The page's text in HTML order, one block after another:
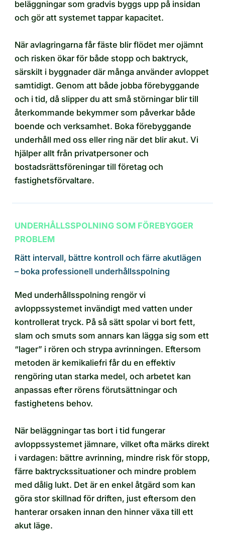
beläggningar som gradvis byggs upp på insidan
och gör att systemet tappar kapacitet.
När avlagringarna får fäste blir flödet mer ojämnt
och risken ökar för både stopp och baktryck,
särskilt i byggnader där många använder avloppet
samtidigt. Genom att både jobba förebyggande
och i tid, då slipper du att små störningar blir till
återkommande bekymmer som påverkar både
boende och verksamhet. Boka förebyggande
underhåll med oss eller ring när det blir akut. Vi
hjälper allt från privatpersoner och
bostadsrättsföreningar till företag och
fastighetsförvaltare.
UNDERHÅLLSSPOLNING SOM FÖREBYGGER
PROBLEM
Rätt intervall, bättre kontroll och färre akutlägen
– boka professionell underhållsspolning
Med underhållsspolning rengör vi
avloppssystemet invändigt med vatten under
kontrollerat tryck. På så sätt spolar vi bort fett,
slam och smuts som annars kan lägga sig som ett
“lager” i rören och strypa avrinningen. Eftersom
metoden är kemikaliefri får du en effektiv
rengöring utan starka medel, och arbetet kan
anpassas efter rörens förutsättningar och
fastighetens behov.
När beläggningar tas bort i tid fungerar
avloppssystemet jämnare, vilket ofta märks direkt
i vardagen: bättre avrinning, mindre risk för stopp,
färre baktryckssituationer och mindre problem
med dålig lukt. Det är en enkel åtgärd som kan
göra stor skillnad för driften, just eftersom den
hanterar orsaken innan den hinner växa till ett
akut läge.